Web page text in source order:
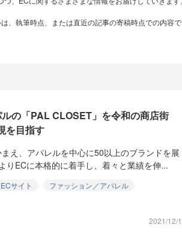
、執筆時点、または直近の記事の寄稿時点での内容
の「PAL CLOSET」を令和の商店街
を目指す
え、アパレルを中心に50以上のブランドを展
りECに本格的に着手し、着々と業績を伸...
サイト
ファッション／アパレル
2021/12/